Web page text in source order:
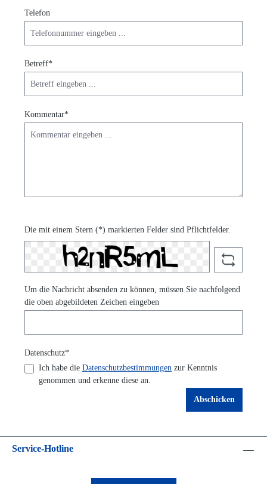
Telefon
Betreff*
Kommentar*
Die mit einem Stern (*) markierten Felder sind Pflichtfelder.
Um die Nachricht absenden zu können, müssen Sie nachfolgend
die oben abgebildeten Zeichen eingeben
Datenschutz*
Ich habe die Datenschutzbestimmungen zur Kenntnis
genommen und erkenne diese an.
Abschicken
Service-Hotline